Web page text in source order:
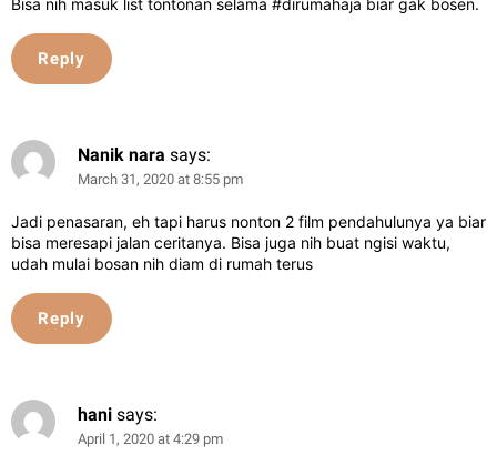
Reply
Nanik nara says:
March 31, 2020 at 8:55 pm
Jadi penasaran, eh tapi harus nonton 2 film pendahulunya ya biar
bisa meresapi jalan ceritanya. Bisa juga nih buat ngisi waktu,
udah mulai bosan nih diam di rumah terus
Reply
hani says:
April 1, 2020 at 4:29 pm